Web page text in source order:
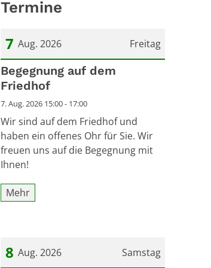
Termine
Freitag
7 Aug. 2026
Datum: 7. August 2026
Begegnung auf dem
Friedhof
7. Aug. 2026 15:00 - 17:00
Wir sind auf dem Friedhof und
haben ein offenes Ohr für Sie. Wir
freuen uns auf die Begegnung mit
Ihnen!
Mehr
Samstag
8 Aug. 2026